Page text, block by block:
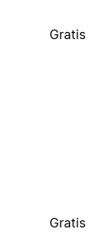
Gratis
Gratis